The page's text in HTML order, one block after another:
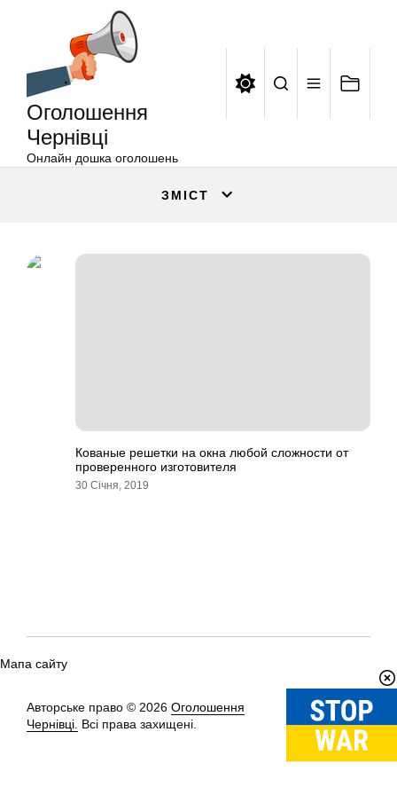
Оголошення
Чернівці
Онлайн дошка оголошень
ЗМІСТ
Кованые решетки на окна любой сложности от
проверенного изготовителя
30 Січня, 2019
Мапа сайту
Авторське право © 2026 Оголошення
Чернівці. Всі права захищені.
Вгору↑